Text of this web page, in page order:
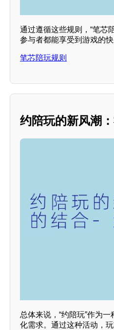
通过遵循这些规则，“笔芯
参与者都能享受到游戏的快
笔芯陪玩规则
约陪玩的新风潮
总体来说，“约陪玩”作为
化需求。通过这种活动，